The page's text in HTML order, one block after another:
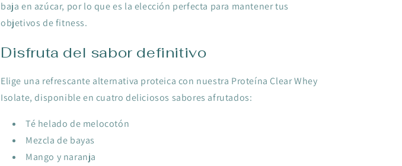
baja en azúcar, por lo que es la elección perfecta para mantener tus
objetivos de fitness.
Disfruta del sabor definitivo
Elige una refrescante alternativa proteica con nuestra Proteína Clear Whey
Isolate, disponible en cuatro deliciosos sabores afrutados:
Té helado de melocotón
Mezcla de bayas
Mango y naranja